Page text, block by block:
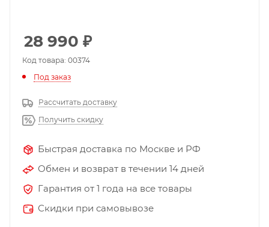
28 990 ₽
Код товара: 00374
Под заказ
Рассчитать доставку
Получить скидку
Быстрая доставка по Москве и РФ
Обмен и возврат в течении 14 дней
Гарантия от 1 года на все товары
Скидки при самовывозе